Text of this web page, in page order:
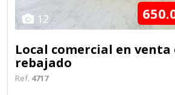
12
Local comercial en venta
rebajado
Ref. 4717